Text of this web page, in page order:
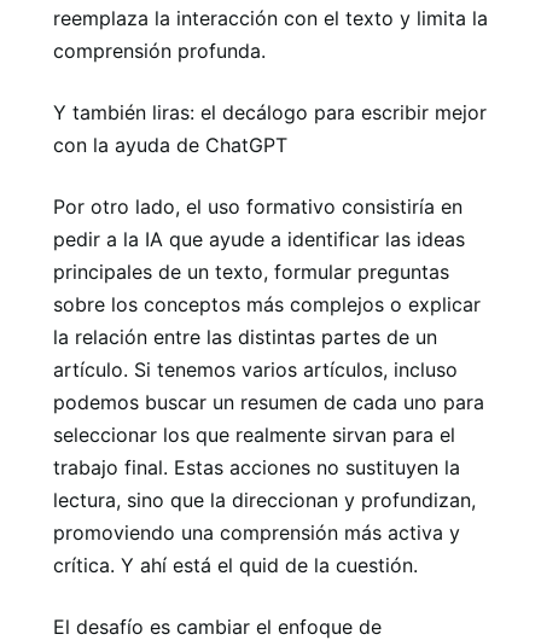
reemplaza la interacción con el texto y limita la
comprensión profunda.
Y también liras: el decálogo para escribir mejor
con la ayuda de ChatGPT
Por otro lado, el uso formativo consistiría en
pedir a la IA que ayude a identificar las ideas
principales de un texto, formular preguntas
sobre los conceptos más complejos o explicar
la relación entre las distintas partes de un
artículo. Si tenemos varios artículos, incluso
podemos buscar un resumen de cada uno para
seleccionar los que realmente sirvan para el
trabajo final. Estas acciones no sustituyen la
lectura, sino que la direccionan y profundizan,
promoviendo una comprensión más activa y
crítica. Y ahí está el quid de la cuestión.
El desafío es cambiar el enfoque de